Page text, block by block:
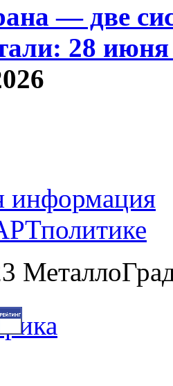
— две
28
информация
политике